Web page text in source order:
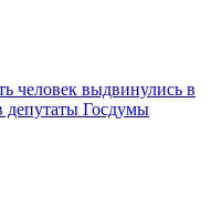
человек выдвинулись в
депутаты Госдумы